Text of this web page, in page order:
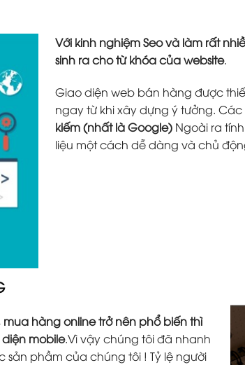
Với kinh nghiệm Seo và làm rất
sinh ra cho từ khóa của website.
Giao diện web bán hàng được
ngay từ khi xây dựng ý tưởng. Các
kiếm (nhất là Google) Ngoài ra
liệu một cách dễ dàng và chủ
mua hàng online trở nên phổ biến thì
mobile.Vì vậy chúng tôi đã nhanh
phầm của chúng tôi ! Tỷ lệ người